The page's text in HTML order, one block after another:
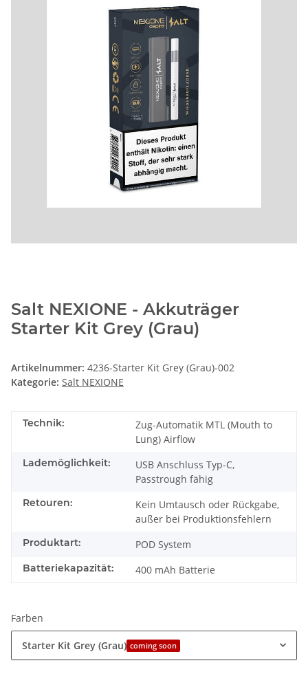
Salt NEXIONE - Akkuträger
Starter Kit Grey (Grau)
Artikelnummer: 4236-Starter Kit Grey (Grau)-002
Kategorie: Salt NEXIONE
Technik:
Zug-Automatik MTL (Mouth to
Lung) Airflow
Lademöglichkeit:
USB Anschluss Typ-C,
Passtrough fähig
Retouren:
Kein Umtausch oder Rückgabe,
außer bei Produktionsfehlern
Produktart: POD System
Batteriekapazität: 400 mAh Batterie
Farben
Starter Kit Grey (Grau) coming soon